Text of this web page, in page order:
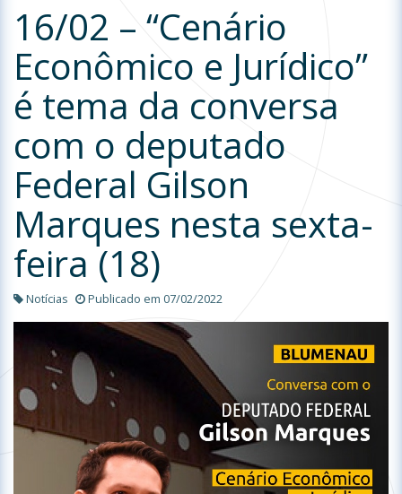
16/02 – “Cenário
Econômico e Jurídico”
é tema da conversa
com o deputado
Federal Gilson
Marques nesta sexta-
feira (18)
Notícias Publicado em 07/02/2022